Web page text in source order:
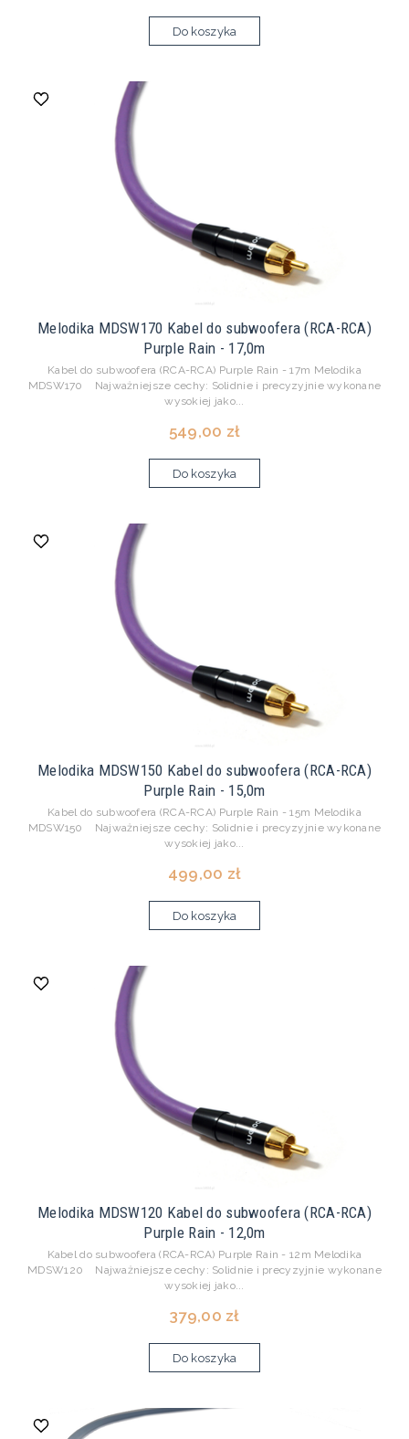
Do koszyka
Melodika MDSW170 Kabel do subwoofera (RCA-RCA)
Purple Rain - 17,0m
Kabel do subwoofera (RCA-RCA) Purple Rain - 17m Melodika
MDSW170 Najważniejsze cechy: Solidnie i precyzyjnie wykonane
wysokiej jako...
549,00 zł
Do koszyka
Melodika MDSW150 Kabel do subwoofera (RCA-RCA)
Purple Rain - 15,0m
Kabel do subwoofera (RCA-RCA) Purple Rain - 15m Melodika
MDSW150 Najważniejsze cechy: Solidnie i precyzyjnie wykonane
wysokiej jako...
499,00 zł
Do koszyka
Melodika MDSW120 Kabel do subwoofera (RCA-RCA)
Purple Rain - 12,0m
Kabel do subwoofera (RCA-RCA) Purple Rain - 12m Melodika
MDSW120 Najważniejsze cechy: Solidnie i precyzyjnie wykonane
wysokiej jako...
379,00 zł
Do koszyka